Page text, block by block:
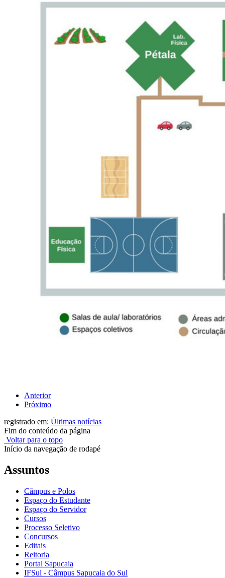
Anterior
Próximo
registrado em: Últimas notícias
Fim do conteúdo da página
Voltar para o topo
Início da navegação de rodapé
Assuntos
Câmpus e Polos
Espaço do Estudante
Espaço do Servidor
Cursos
Processo Seletivo
Concursos
Editais
Reitoria
Portal Sapucaia
IFSul - Câmpus Sapucaia do Sul